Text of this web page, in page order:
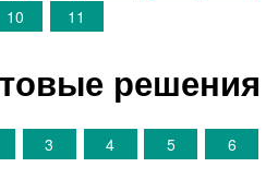
10 11
решения
3 4 5
6